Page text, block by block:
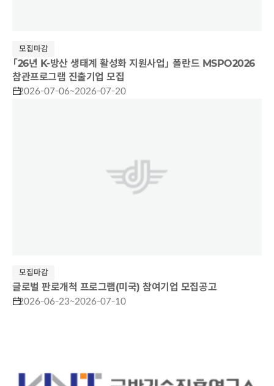
모집마감
「26년 K-방산 생태계 활성화 지원사업」 폴란드 MSPO2026
참관프로그램 진출기업 모집
2026-07-06~2026-07-20
모집마감
글로벌 판로개척 프로그램(미국) 참여기업 모집공고
2026-06-23~2026-07-10